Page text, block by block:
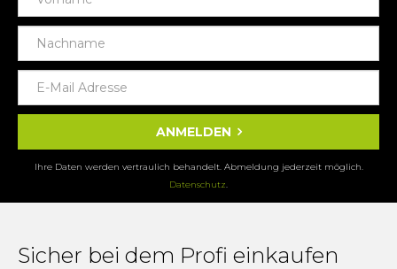
ANMELDEN
Ihre Daten werden vertraulich behandelt. Abmeldung jederzeit möglich.
Datenschutz.
Sicher bei dem Profi einkaufen